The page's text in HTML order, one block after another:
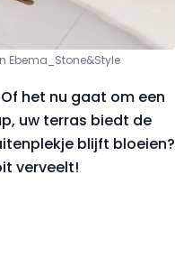
Ebema_Stone&Style
het nu gaat om een
uw terras biedt de
blijft bloeien?
verveelt!